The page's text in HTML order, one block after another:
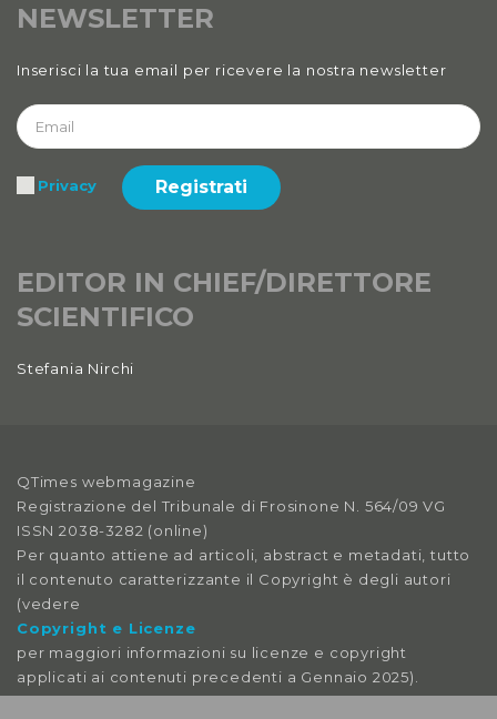
NEWSLETTER
Inserisci la tua email per ricevere la nostra newsletter
Privacy Registrati
EDITOR IN CHIEF/DIRETTORE
SCIENTIFICO
Stefania Nirchi
QTimes webmagazine
Registrazione del Tribunale di Frosinone N. 564/09 VG
ISSN 2038-3282 (online)
Per quanto attiene ad articoli, abstract e metadati, tutto
il contenuto caratterizzante il Copyright è degli autori
(vedere
Copyright e Licenze
per maggiori informazioni su licenze e copyright
applicati ai contenuti precedenti a Gennaio 2025).